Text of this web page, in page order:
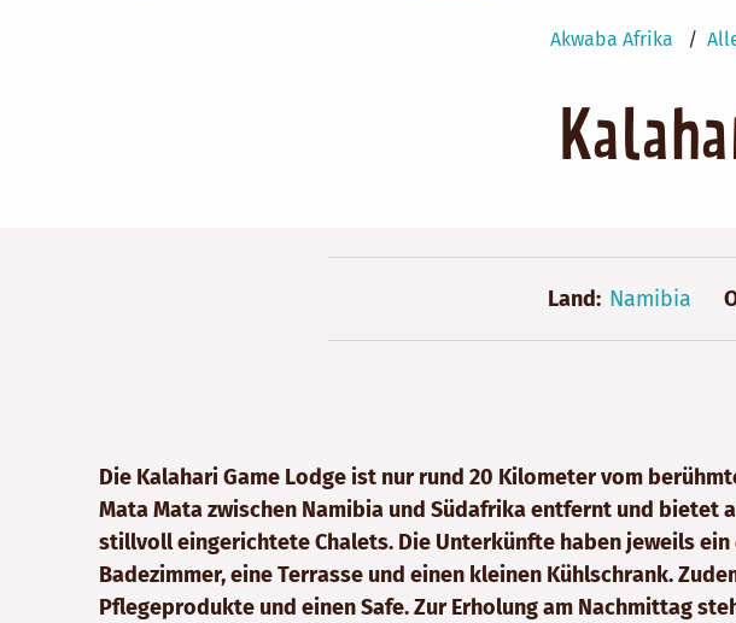
Akwaba Afrika
Land Namibia
Die Kalahari Game Lodge ist nur rund 20 Kilometer vom
Mata Mata zwischen Namibia und Südafrika entfernt und bietet
stillvoll eingerichtete Chalets. Die Unterkünfte haben jeweils ein
Badezimmer, eine Terrasse und einen kleinen Kühlschrank.
Pflegeprodukte und einen Safe. Zur Erholung am Nachmittag